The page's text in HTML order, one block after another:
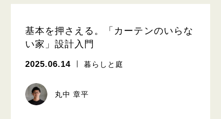
基本を押さえる。「カーテンのいらな
い家」設計入門
2025.06.14 暮らしと庭
丸中 章平